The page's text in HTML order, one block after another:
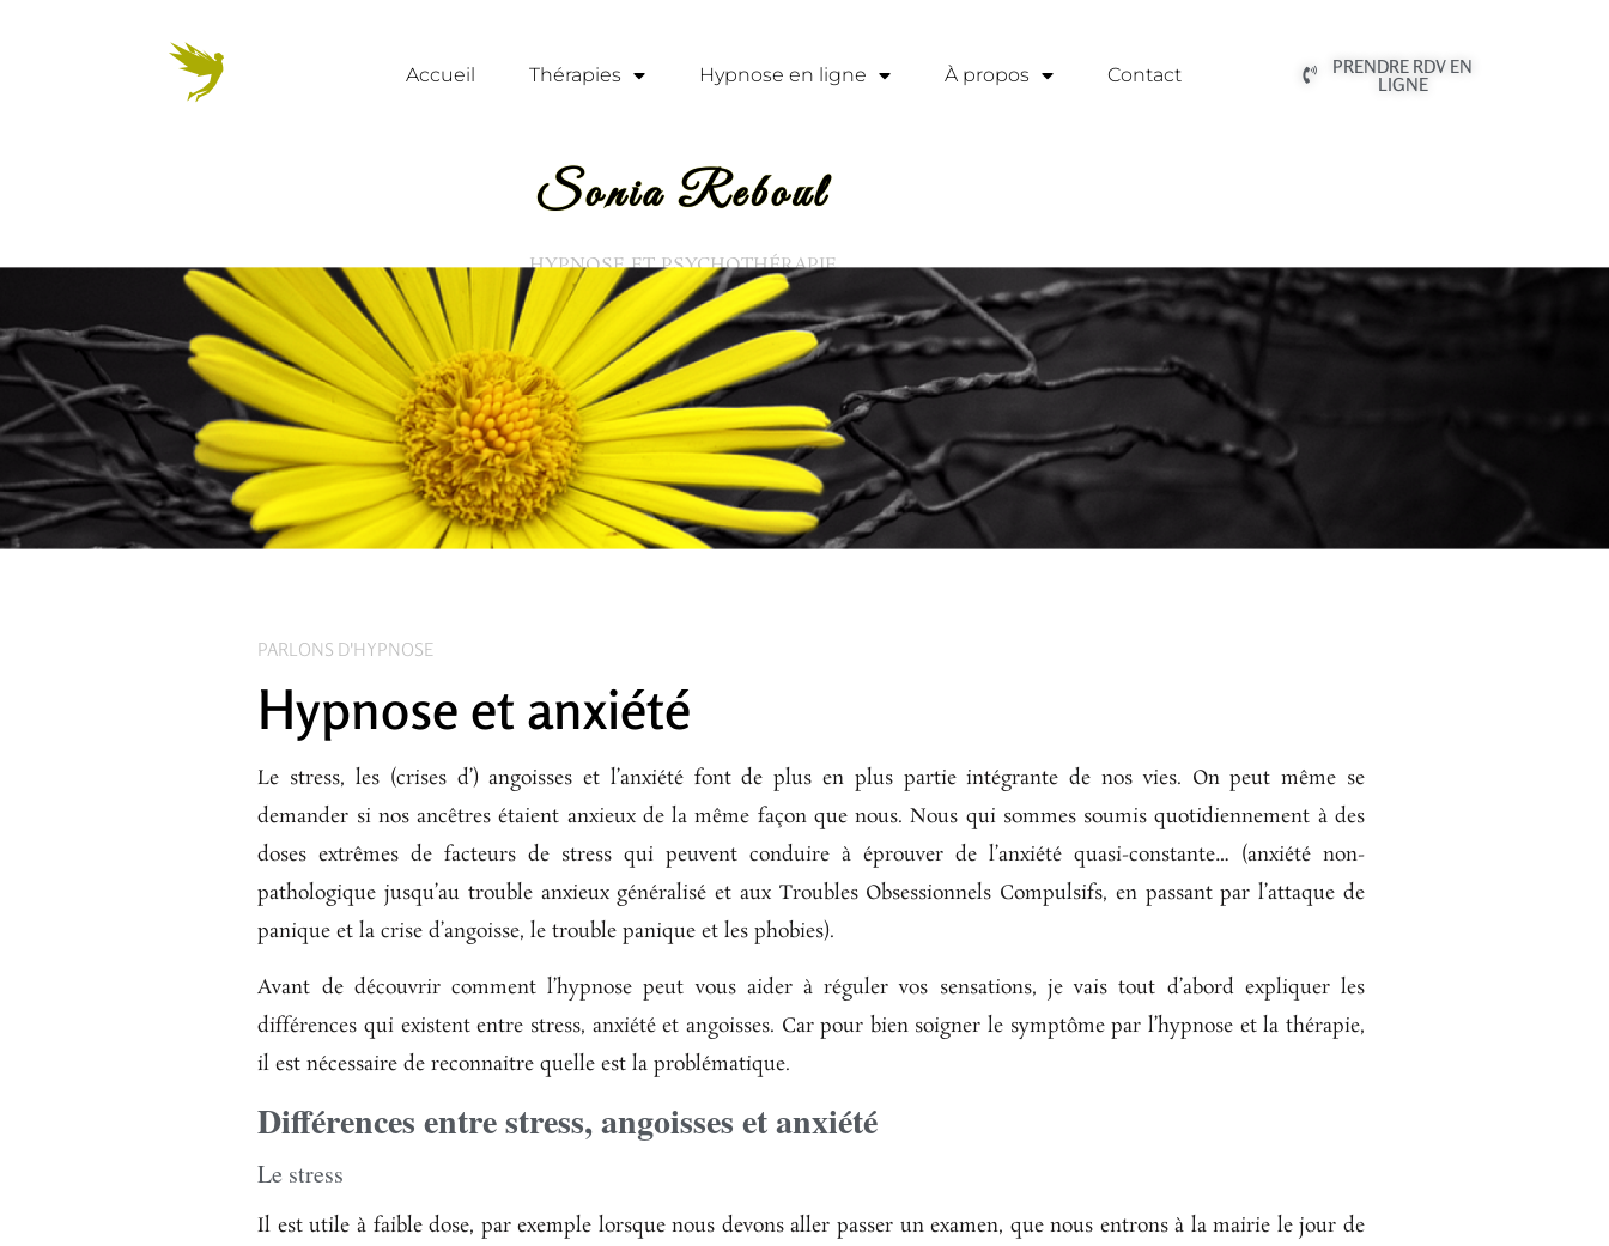
Accueil Thérapies Hypnose en ligne À propos Contact PRENDRE RDV EN
LIGNE
Sonia Reboul
HYPNOSE ET PSYCHOTHÉRAPIE
PARLONS D'HYPNOSE
Hypnose et anxiété
Le stress, les (crises d’) angoisses et l’anxiété font de plus en plus partie intégrante de nos vies. On peut même se
demander si nos ancêtres étaient anxieux de la même façon que nous. Nous qui sommes soumis quotidiennement à des
doses extrêmes de facteurs de stress qui peuvent conduire à éprouver de l’anxiété quasi-constante… (anxiété non-
pathologique jusqu’au trouble anxieux généralisé et aux Troubles Obsessionnels Compulsifs, en passant parl’attaque de
panique et la crise d’angoisse, le trouble panique et les phobies).
Avant de découvrir comment l’hypnose peut vous aider à réguler vos sensations, je vais tout d’abord expliquer les
différences qui existent entre stress, anxiété et angoisses. Car pour bien soigner le symptôme par l’hypnose et la thérapie,
il est nécessaire de reconnaitre quelle est la problématique.
Différences entre stress, angoisses et anxiété
Le stress
Il est utile à faible dose, par exemple lorsque nous devons aller passer un examen, que nous entrons à la mairie le jour de